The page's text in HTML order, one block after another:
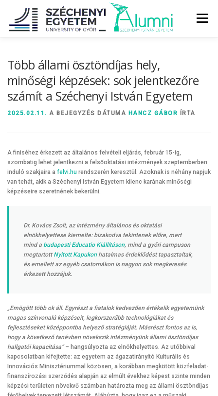
tartalomhoz
Menü
DIPLOMAÁTADÓ DIPLOMÁN TÚL
Több állami ösztöndíjas hely,
minőségi képzések: sok jelentkezőre
számít a Széchenyi István Egyetem
2025.02.11. A BEJEGYZÉS DÁTUMA HANCZ GÁBOR ÍRTA
A finiséhez érkezett az általános felvételi eljárás, február 15-ig,
szombatig lehet jelentkezni a felsőoktatási intézmények szeptemberben
induló szakjaira a felvi.hu rendszerén keresztül. Azoknak is néhány napjuk
van tehát, akik a Széchenyi István Egyetem kilenc karának minőségi
képzéseire szeretnének bekerülni.
Dr. Kovács Zsolt, az intézmény általános és oktatási
elnökhelyettese kiemelte: bizakodva tekintenek előre, mert
mind a budapesti Educatio Kiállításon, mind a győri campuson
megtartott Nyitott Kapukonhatalmas érdeklődést tapasztaltak,
és emellett az egyéb csatornákon is nagyon sok megkeresés
érkezett hozzájuk.
„Emögött több ok áll. Egyrészt a fiatalok kedvezően értékelik egyetemünk
magas színvonalú képzéseit, legkorszerűbb technológiákat és
fejlesztéseket középpontba helyező stratégiáját. Másrészt fontos az is,
hogy a következő tanévben növekszik intézményünk állami ösztöndíjas
hallgatói kapacitása”– hangsúlyozta az elnökhelyettes. Az utóbbival
kapcsolatban kifejtette: az egyetem az ágazatirányító Kulturális és
Innovációs Minisztériummal közösen, a korábban megkötött közfeladat-
finanszírozási szerződés alapján az elmúlt évekhez képest szinte minden
képzési területen növekvő számban határozta meg az állami ösztöndíjas